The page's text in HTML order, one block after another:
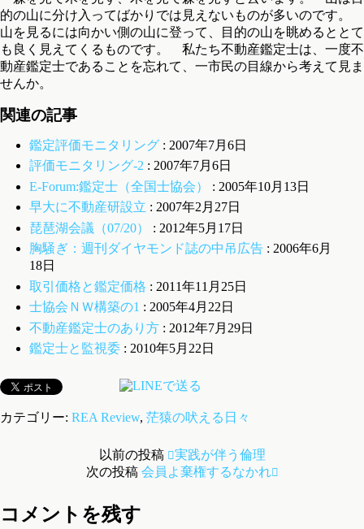
的の山に分け入ってばかりでは見えないものが多いのです。
山を見るには向かい側の山に登って、目的の山を眺めるととて
も良く見えてくるものです。 私たち不動産鑑定士は、一度不
動産鑑定士であることを忘れて、一市民の目線から考えて見ま
せんか。
関連の記事
鑑定評価モニタリング: 2007年7月6日
評価モニタリング-2: 2007年7月6日
E-Forum:鑑定士（全国士協会）
: 2005年10月13日
早大に不動産研設立 : 2007年2月27日
琵琶湖会議（07/20）
: 2012年5月17日
胸騒ぎ：週刊ダイヤモンド誌の中吊広告: 2006年6月
18日
取引価格と鑑定価格 : 2011年11月25日
士協会ＮＷ構築の1 : 2005年4月22日
不動産鑑定士のあり方: 2012年7月29日
鑑定士と監視委: 2010年5月22日
カテゴリー: REA Review, 茫猿の吠える日々
以前の投稿
実践が伴う倫理
次の投稿 会員よ棄権するなかれ
コメントを残す